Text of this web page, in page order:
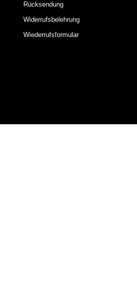
Rücksendung
Widerrufsbelehrung
Wiederrufsformular